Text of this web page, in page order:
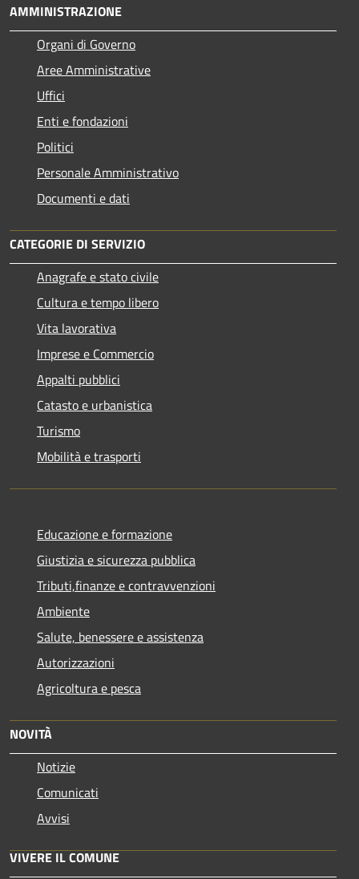
AMMINISTRAZIONE
Organi di Governo
Aree Amministrative
Uffici
Enti e fondazioni
Politici
Personale Amministrativo
Documenti e dati
CATEGORIE DI SERVIZIO
Anagrafe e stato civile
Cultura e tempo libero
Vita lavorativa
Imprese e Commercio
Appalti pubblici
Catasto e urbanistica
Turismo
Mobilità e trasporti
Educazione e formazione
Giustizia e sicurezza pubblica
Tributi,finanze e contravvenzioni
Ambiente
Salute, benessere e assistenza
Autorizzazioni
Agricoltura e pesca
NOVITÀ
Notizie
Comunicati
Avvisi
VIVERE IL COMUNE